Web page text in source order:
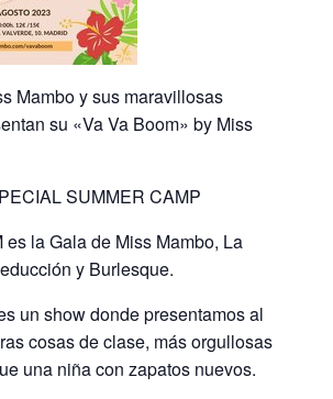
Mambo y sus maravillosas
su «Va Va Boom» by Miss
SUMMER CAMP
es la Gala de Miss Mambo, La
y Burlesque.
un show donde presentamos al
cosas de clase, más orgullosas
una niña con zapatos nuevos.